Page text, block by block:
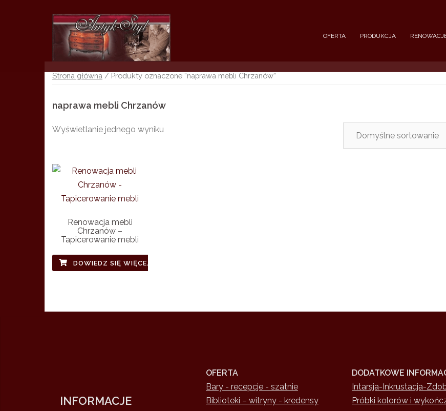
OFERTA PRODUKCJA
Strona główna / Produkty oznaczone “naprawa mebli Chrzanów”
naprawa mebli Chrzanów
Wyświetlanie jednego wyniku
Renowacja mebli
Chrzanów –
Tapicerowanie mebli
DOWIEDZ SIĘ WIĘCEJ
INFORMACJE
OFERTA
Bary - recepcje - szatnie
Biblioteki – witryny - kredensy
DODATKOWE
Intarsja-Inkrustacja-
Próbki kolorów i